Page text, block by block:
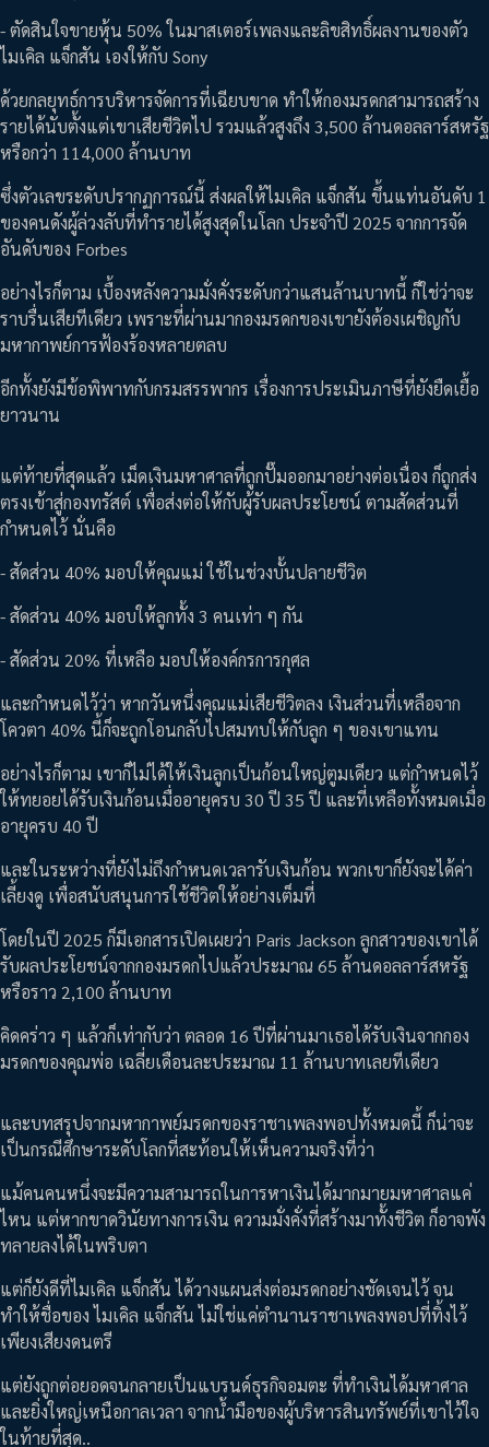
- ตัดสินใจขายหุ้น 50% ในมาสเตอร์เพลงและลิขสิทธิ์ผลงานของตัว
ไมเคิล แจ็กสัน เองให้กับ Sony
ด้วยกลยุทธ์การบริหารจัดการที่เฉียบขาด ทำให้กองมรดกสามารถสร้าง
รายได้นับตั้งแต่เขาเสียชีวิตไป รวมแล้วสูงถึง 3,500 ล้านดอลลาร์สหรัฐ
หรือกว่า 114,000 ล้านบาท
ซึ่งตัวเลขระดับปรากฏการณ์นี้ ส่งผลให้ไมเคิล แจ็กสัน ขึ้นแท่นอันดับ 1
ของคนดังผู้ล่วงลับที่ทำรายได้สูงสุดในโลก ประจำปี 2025 จากการจัด
อันดับของ Forbes
อย่างไรก็ตาม เบื้องหลังความมั่งคั่งระดับกว่าแสนล้านบาทนี้ ก็ใช่ว่าจะ
ราบรื่นเสียทีเดียว เพราะที่ผ่านมากองมรดกของเขายังต้องเผชิญกับ
มหากาพย์การฟ้องร้องหลายตลบ
อีกทั้งยังมีข้อพิพาทกับกรมสรรพากร เรื่องการประเมินภาษีที่ยังยืดเยื้อ
ยาวนาน
แต่ท้ายที่สุดแล้ว เม็ดเงินมหาศาลที่ถูกปั๊มออกมาอย่างต่อเนื่อง ก็ถูกส่ง
ตรงเข้าสู่กองทรัสต์ เพื่อส่งต่อให้กับผู้รับผลประโยชน์ ตามสัดส่วนที่
กำหนดไว้ นั่นคือ
- สัดส่วน 40% มอบให้คุณแม่ ใช้ในช่วงบั้นปลายชีวิต
- สัดส่วน 40% มอบให้ลูกทั้ง 3 คนเท่า ๆ กัน
- สัดส่วน 20% ที่เหลือ มอบให้องค์กรการกุศล
และกำหนดไว้ว่า หากวันหนึ่งคุณแม่เสียชีวิตลง เงินส่วนที่เหลือจาก
โควตา 40% นี้ก็จะถูกโอนกลับไปสมทบให้กับลูก ๆ ของเขาแทน
อย่างไรก็ตาม เขาก็ไม่ได้ให้เงินลูกเป็นก้อนใหญ่ตูมเดียว แต่กำหนดไว้
ให้ทยอยได้รับเงินก้อนเมื่ออายุครบ 30 ปี 35 ปี และที่เหลือทั้งหมดเมื่อ
อายุครบ 40 ปี
และในระหว่างที่ยังไม่ถึงกำหนดเวลารับเงินก้อน พวกเขาก็ยังจะได้ค่า
เลี้ยงดู เพื่อสนับสนุนการใช้ชีวิตให้อย่างเต็มที่
โดยในปี 2025 ก็มีเอกสารเปิดเผยว่า Paris Jackson ลูกสาวของเขาได้
รับผลประโยชน์จากกองมรดกไปแล้วประมาณ 65 ล้านดอลลาร์สหรัฐ
หรือราว 2,100 ล้านบาท
คิดคร่าว ๆ แล้วก็เท่ากับว่า ตลอด 16 ปีที่ผ่านมาเธอได้รับเงินจากกอง
มรดกของคุณพ่อ เฉลี่ยเดือนละประมาณ 11 ล้านบาทเลยทีเดียว
และบทสรุปจากมหากาพย์มรดกของราชาเพลงพอปทั้งหมดนี้ ก็น่าจะ
เป็นกรณีศึกษาระดับโลกที่สะท้อนให้เห็นความจริงที่ว่า
แม้คนคนหนึ่งจะมีความสามารถในการหาเงินได้มากมายมหาศาลแค่
ไหน แต่หากขาดวินัยทางการเงิน ความมั่งคั่งที่สร้างมาทั้งชีวิต ก็อาจพัง
ทลายลงได้ในพริบตา
แต่ก็ยังดีที่ไมเคิล แจ็กสัน ได้วางแผนส่งต่อมรดกอย่างชัดเจนไว้ จน
ทำให้ชื่อของ ไมเคิล แจ็กสัน ไม่ใช่แค่ตำนานราชาเพลงพอปที่ทิ้งไว้
เพียงเสียงดนตรี
แต่ยังถูกต่อยอดจนกลายเป็นแบรนด์ธุรกิจอมตะ ที่ทำเงินได้มหาศาล
และยิ่งใหญ่เหนือกาลเวลา จากน้ำมือของผู้บริหารสินทรัพย์ที่เขาไว้ใจ
ในท้ายที่สุด..